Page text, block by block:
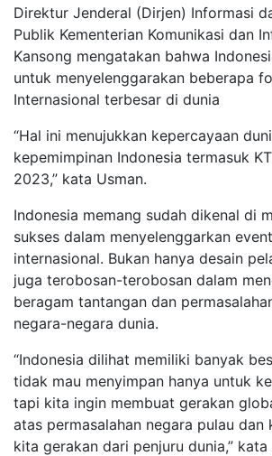
Direktur Jenderal (Dirjen) Informasi
Publik Kementerian Komunikasi dan
Kansong mengatakan bahwa
untuk menyelenggarakan beberapa
Internasional terbesar di dunia
“Hal ini menujukkan kepercayaan
kepemimpinan Indonesia termasuk
2023,” kata Usman.
Indonesia memang sudah dikenal di
sukses dalam menyelenggarkan
internasional. Bukan hanya desain
juga terobosan-terobosan dalam
beragam tantangan dan
negara-negara dunia.
“Indonesia dilihat memiliki banyak
tidak mau menyimpan hanya untuk
tapi kita ingin membuat gerakan
atas permasalahan negara pulau dan
kita gerakan dari penjuru dunia,”